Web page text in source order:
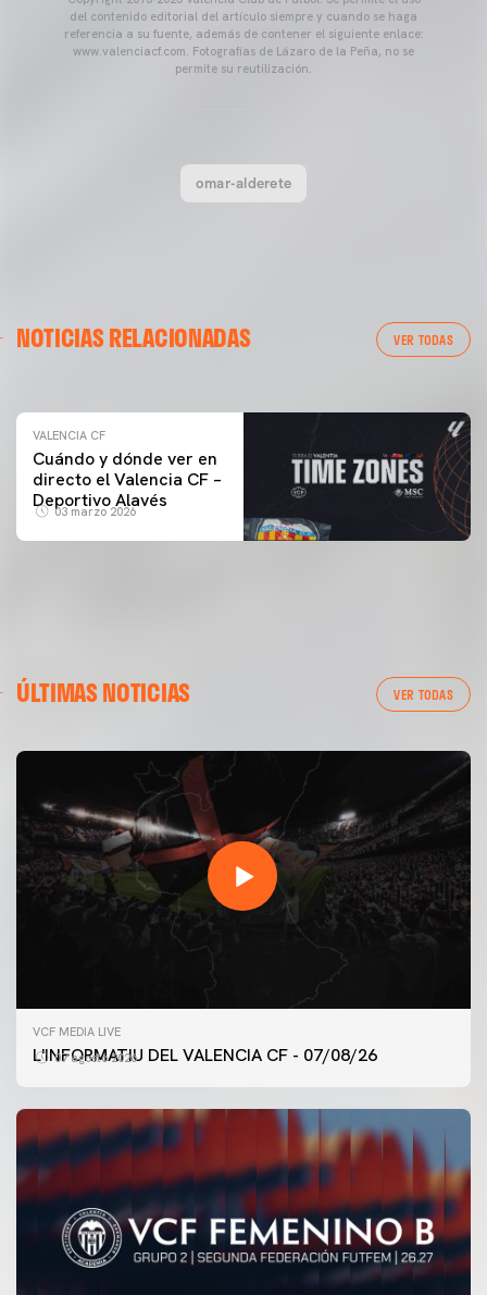
del contenido editorial del artículo siempre y cuando se haga
referencia a su fuente, además de contener el siguiente enlace:
www.valenciacf.com. Fotografías de Lázaro de la Peña, no se
permite su reutilización.
omar-alderete
NOTICIAS RELACIONADAS VER TODAS
ENTRENAMIENTO DEL VALENCIA CF 04/03/26
VALENCIA CF
Cuándo y dónde ver en
directo el Valencia CF –
Deportivo Alavés
03 marzo 2026
ÚLTIMAS NOTICIAS VER TODAS
VCF MEDIA LIVE
L'INFORMATIU DEL VALENCIA CF - 07/08/26
07 agosto 2026